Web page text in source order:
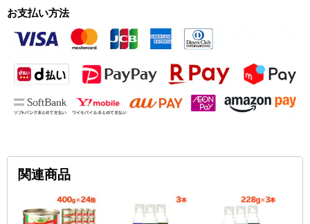
お支払い方法
関連商品